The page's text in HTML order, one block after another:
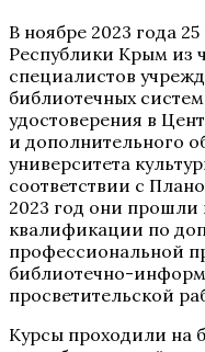
В ноябре 2023 года
Республики Крым из
специалистов
библиотечных
удостоверения в
и дополнительного
университета
соответствии с
2023 год они
квалификации по
профессиональной
библиотечно-
просветительской
Курсы проходили на